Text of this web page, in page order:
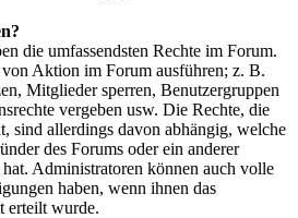
die umfassendsten Rechte im Forum.
Aktion im Forum ausführen; z. B.
Mitglieder sperren, Benutzergruppen
vergeben usw. Die Rechte, die
sind allerdings davon abhängig, welche
des Forums oder ein anderer
Administratoren können auch volle
haben, wenn ihnen das
erteilt wurde.